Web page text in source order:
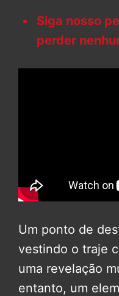
Siga nosso
perder
Um ponto de
vestindo o traje
uma revelação
entanto, um